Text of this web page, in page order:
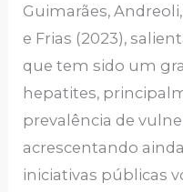
Guimarães,
e Frias (2023),
que tem sido um
hepatites,
prevalência de
acrescentando
iniciativas públicas